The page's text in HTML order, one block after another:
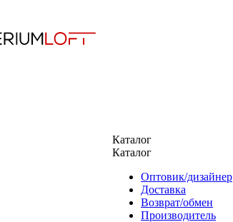
Каталог
Каталог
Оптовик/дизайнер
Доставка
Возврат/обмен
Производитель